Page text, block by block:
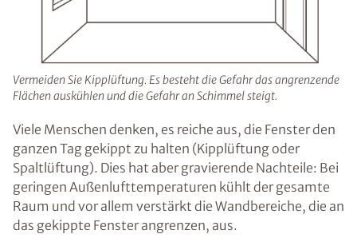
Vermeiden Sie Kipplüftung. Es besteht die Gefahr das angrenzende
Flächen auskühlen und die Gefahr an Schimmel steigt.
Viele Menschen denken, es reiche aus, die Fenster den
ganzen Tag gekippt zu halten (Kipplüftung oder
Spaltlüftung). Dies hat aber gravierende Nachteile: Bei
geringen Außenlufttemperaturen kühlt der gesamte
Raum und vor allem verstärkt die Wandbereiche, die an
das gekippte Fenster angrenzen, aus.